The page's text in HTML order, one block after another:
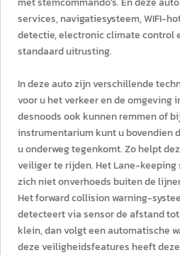
services, navigatiesysteem, WIFI-
detectie, electronic climate control
standaard uitrusting.
In deze auto zijn verschillende
voor u het verkeer en de omgeving
desnoods ook kunnen remmen of
instrumentarium kunt u bovendien
u onderweg tegenkomt. Zo helpt
veiliger te rijden. Het Lane-keeping
zich niet onverhoeds buiten de
Het forward collision warning-
detecteert via sensor de afstand
klein, dan volgt een automatische
deze veiligheidsfeatures heeft